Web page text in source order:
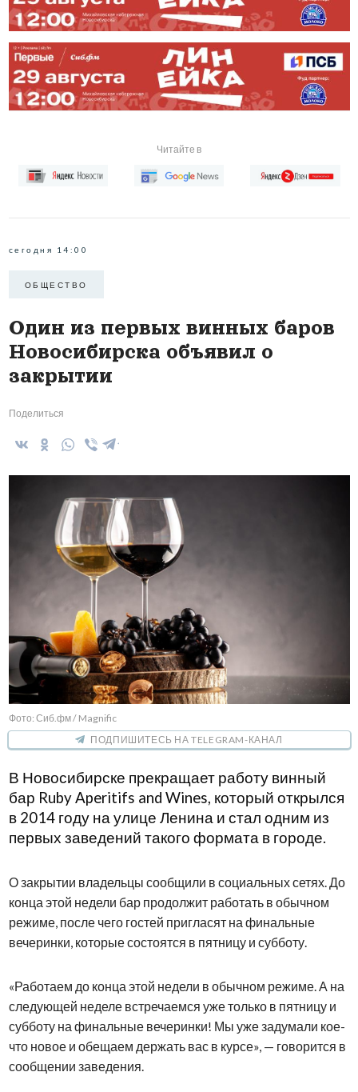
Читайте в
сегодня 14:00
ОБЩЕСТВО
Один из первых винных баров
Новосибирска объявил о
закрытии
Поделиться
Фото: Сиб.фм / Magnific
ПОДПИШИТЕСЬ НА TELEGRAM-КАНАЛ
В Новосибирске прекращает работу винный
бар Ruby Aperitifs and Wines, который открылся
в 2014 году на улице Ленина и стал одним из
первых заведений такого формата в городе.
О закрытии владельцы сообщили в социальных сетях. До
конца этой недели бар продолжит работать в обычном
режиме, после чего гостей пригласят на финальные
вечеринки, которые состоятся в пятницу и субботу.
«Работаем до конца этой недели в обычном режиме. А на
следующей неделе встречаемся уже только в пятницу и
субботу на финальные вечеринки! Мы уже задумали кое-
что новое и обещаем держать вас в курсе», — говорится в
сообщении заведения.